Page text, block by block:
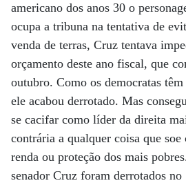
americano dos anos 30 o
ocupa a tribuna na tentativa de
venda de terras, Cruz tentava
orçamento deste ano fiscal, que
outubro. Como os democratas
ele acabou derrotado. Mas
se cacifar como líder da direita
contrária a qualquer coisa que
renda ou proteção dos mais
senador Cruz foram derrotados no